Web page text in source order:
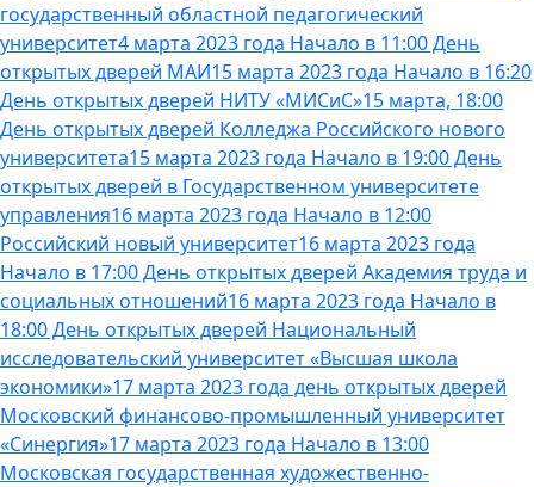
государственный областной педагогический
университет4 марта 2023 года Начало в 11:00 День
открытых дверей МАИ15 марта 2023 года Начало в 16:20
День открытых дверей НИТУ «МИСиС»15 марта, 18:00
День открытых дверей Колледжа Российского нового
университета15 марта 2023 года Начало в 19:00 День
открытых дверей в Государственном университете
управления16 марта 2023 года Начало в 12:00
Российский новый университет16 марта 2023 года
Начало в 17:00 День открытых дверей Академия труда и
социальных отношений16 марта 2023 года Начало в
18:00 День открытых дверей Национальный
исследовательский университет «Высшая школа
экономики»17 марта 2023 года день открытых дверей
Московский финансово-промышленный университет
«Синергия»17 марта 2023 года Начало в 13:00
Московская государственная художественно-